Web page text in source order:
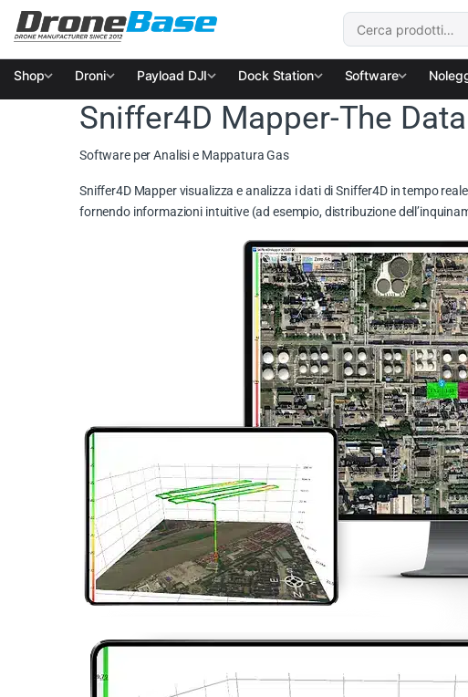
Salta alla navigazione
Salta al contenuto
Cerca:
Shop Droni Payload DJI Dock Station Software
Sniffer4D Mapper-The
Software per Analisi e Mappatura Gas
Sniffer4D Mapper visualizza e analizza i dati di Sniffer4D in tempo
fornendo informazioni intuitive (ad esempio, distribuzione